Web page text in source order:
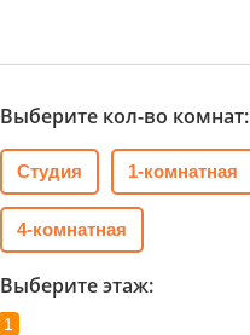
Выберите кол-во комнат:
Студия 1-комнатная
4-комнатная
Выберите этаж:
1